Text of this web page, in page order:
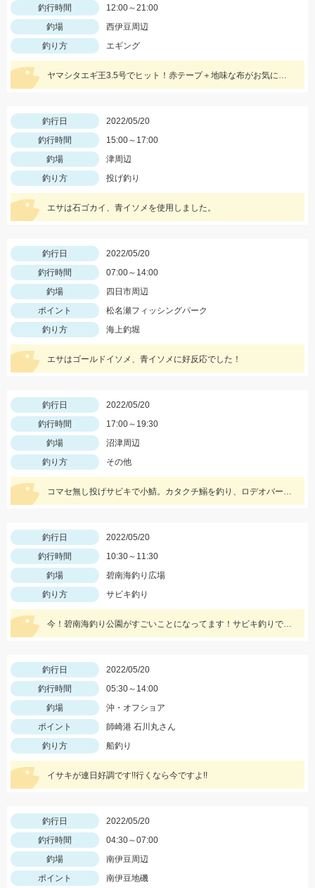
釣行時間
12:00～21:00
釣場
西伊豆周辺
釣り方
エギング
ヤマシタエギ王3.5号でヒット！赤テープ＋地味な布がお気に入りです♪
釣行日
2022/05/20
釣行時間
15:00～17:00
釣場
津周辺
釣り方
投げ釣り
エサは石ゴカイ、青イソメを使用しました。
釣行日
2022/05/20
釣行時間
07:00～14:00
釣場
四日市周辺
ポイント
松名瀬フィッシングパーク
釣り方
海上釣堀
エサはゴールドイソメ、青イソメに好反応でした！
釣行日
2022/05/20
釣行時間
17:00～19:30
釣場
沼津周辺
釣り方
その他
コマセ無し投げサビキで小鯖。カタクチ鰯を釣り、ロデオバーブレスS針で泳がせしてオオモンハタ２匹ゲット。
釣行日
2022/05/20
釣行時間
10:30～11:30
釣場
碧南海釣り広場
釣り方
サビキ釣り
今！碧南海釣り公園がすごいことになってます！サビキ釣りでアジ・サバ・イワシ！ちょい投げでは20ｃｍ越えのシロギス・ハゼ・ゼンメが爆釣中！！
釣行日
2022/05/20
釣行時間
05:30～14:00
釣場
沖・オフショア
ポイント
師崎港 石川丸さん
釣り方
船釣り
イサキが連日好調です!!行くなら今ですよ!!
釣行日
2022/05/20
釣行時間
04:30～07:00
釣場
南伊豆周辺
ポイント
南伊豆地磯